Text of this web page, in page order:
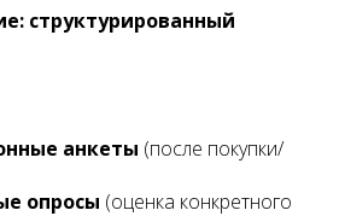
структурированный
анкеты (после покупки/
опросы (оценка конкретного